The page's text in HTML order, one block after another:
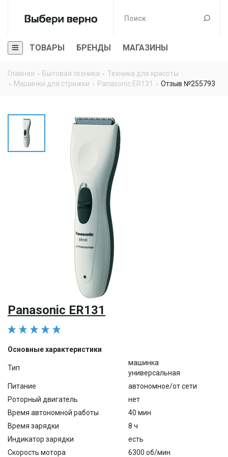
ТОВАРЫ БРЕНДЫ МАГАЗИНЫ
Главная Бытовая техника
Техника для красоты
Машинки для стрижки
Panasonic ER131 Отзыв №255793
Panasonic ER131
Основные характеристики
Тип
машинка
универсальная
Питание
автономное/от сети
Роторный двигатель
нет
Время автономной работы
40 мин
Время зарядки
8 ч
Индикатор зарядки
есть
Скорость мотора
6300 об/мин